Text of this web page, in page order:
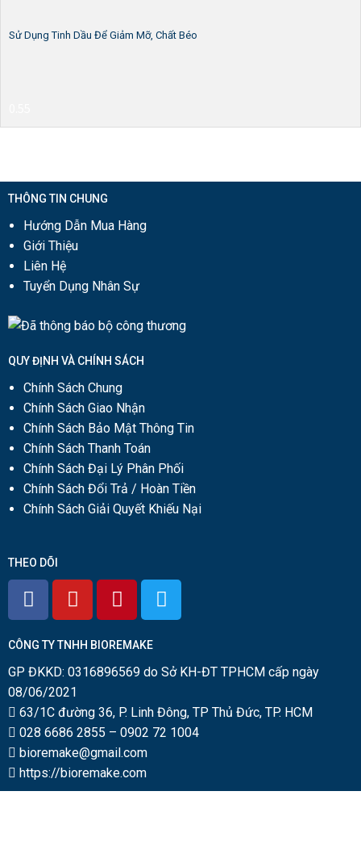
Sử Dụng Tinh Dầu Để Giảm Mỡ, Chất Béo
THÔNG TIN CHUNG
Hướng Dẫn Mua Hàng
Giới Thiệu
Liên Hệ
Tuyển Dụng Nhân Sự
QUY ĐỊNH VÀ CHÍNH SÁCH
Chính Sách Chung
Chính Sách Giao Nhận
Chính Sách Bảo Mật Thông Tin
Chính Sách Thanh Toán
Chính Sách Đại Lý Phân Phối
Chính Sách Đổi Trả / Hoàn Tiền
Chính Sách Giải Quyết Khiếu Nại
THEO DÕI
CÔNG TY TNHH BIOREMAKE
GP ĐKKD: 0316896569 do Sở KH-ĐT TPHCM cấp ngày
08/06/2021
63/1C đường 36, P. Linh Đông, TP Thủ Đức, TP. HCM
028 6686 2855 – 0902 72 1004
bioremake@gmail.com
https://bioremake.com